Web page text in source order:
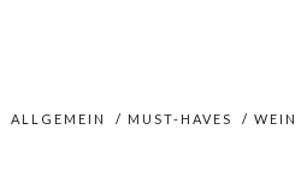
ALLGEMEIN / MUST-HAVES /WEIN